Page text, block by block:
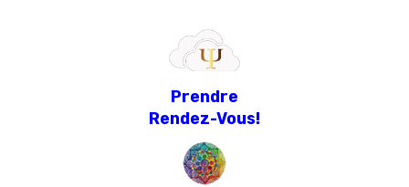
Prendre
Rendez-Vous!